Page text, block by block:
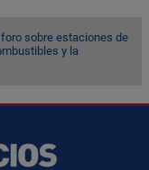
sobre estaciones de
y la